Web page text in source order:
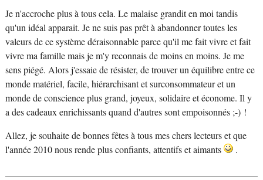
Je n'accroche plus à tous cela. Le malaise grandit en moi tandis
qu'un idéal apparait. Je ne suis pas prêt à abandonner toutes les
valeurs de ce système déraisonnable parce qu'il me fait vivre et fait
vivre ma famille mais je m'y reconnais de moins en moins. Je me
sens piégé. Alors j'essaie de résister, de trouver un équilibre entre ce
monde matériel, facile, hiérarchisant et surconsommateur et un
monde de conscience plus grand, joyeux, solidaire et économe. Il y
a des cadeaux enrichissants quand d'autres sont empoisonnés ;-) !
Allez, je souhaite de bonnes fêtes à tous mes chers lecteurs et que
l'année 2010 nous rende plus confiants, attentifs et aimants
.